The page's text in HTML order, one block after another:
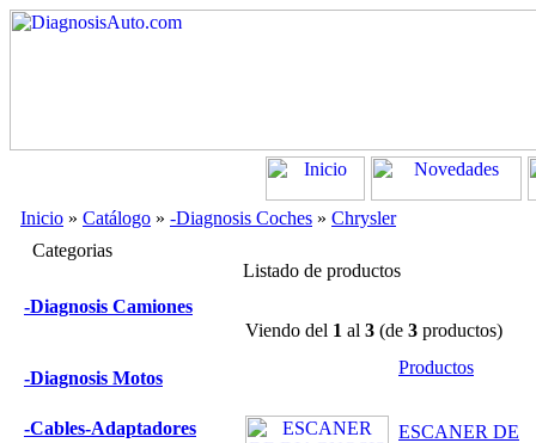
Inicio » Catálogo » -Diagnosis Coches » Chrysler
Categorias
-Diagnosis Camiones
-Diagnosis Motos
-Cables-Adaptadores
Listado de productos
Viendo del 1 al 3 (de 3 productos)
Productos
ESCANER DE